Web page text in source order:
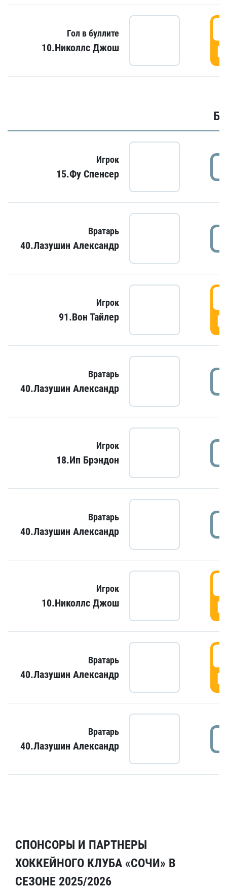
Гол в буллите
10.Николлс Джош
Игрок
15.Фу Спенсер
Вратарь
40.Лазушин Александр
Игрок
91.Вон Тайлер
Вратарь
40.Лазушин Александр
Игрок
18.Ип Брэндон
Вратарь
40.Лазушин Александр
Игрок
10.Николлс Джош
Вратарь
40.Лазушин Александр
Вратарь
40.Лазушин Александр
СПОНСОРЫ И ПАРТНЕРЫ
ХОККЕЙНОГО КЛУБА «СОЧИ» В
СЕЗОНЕ 2025/2026